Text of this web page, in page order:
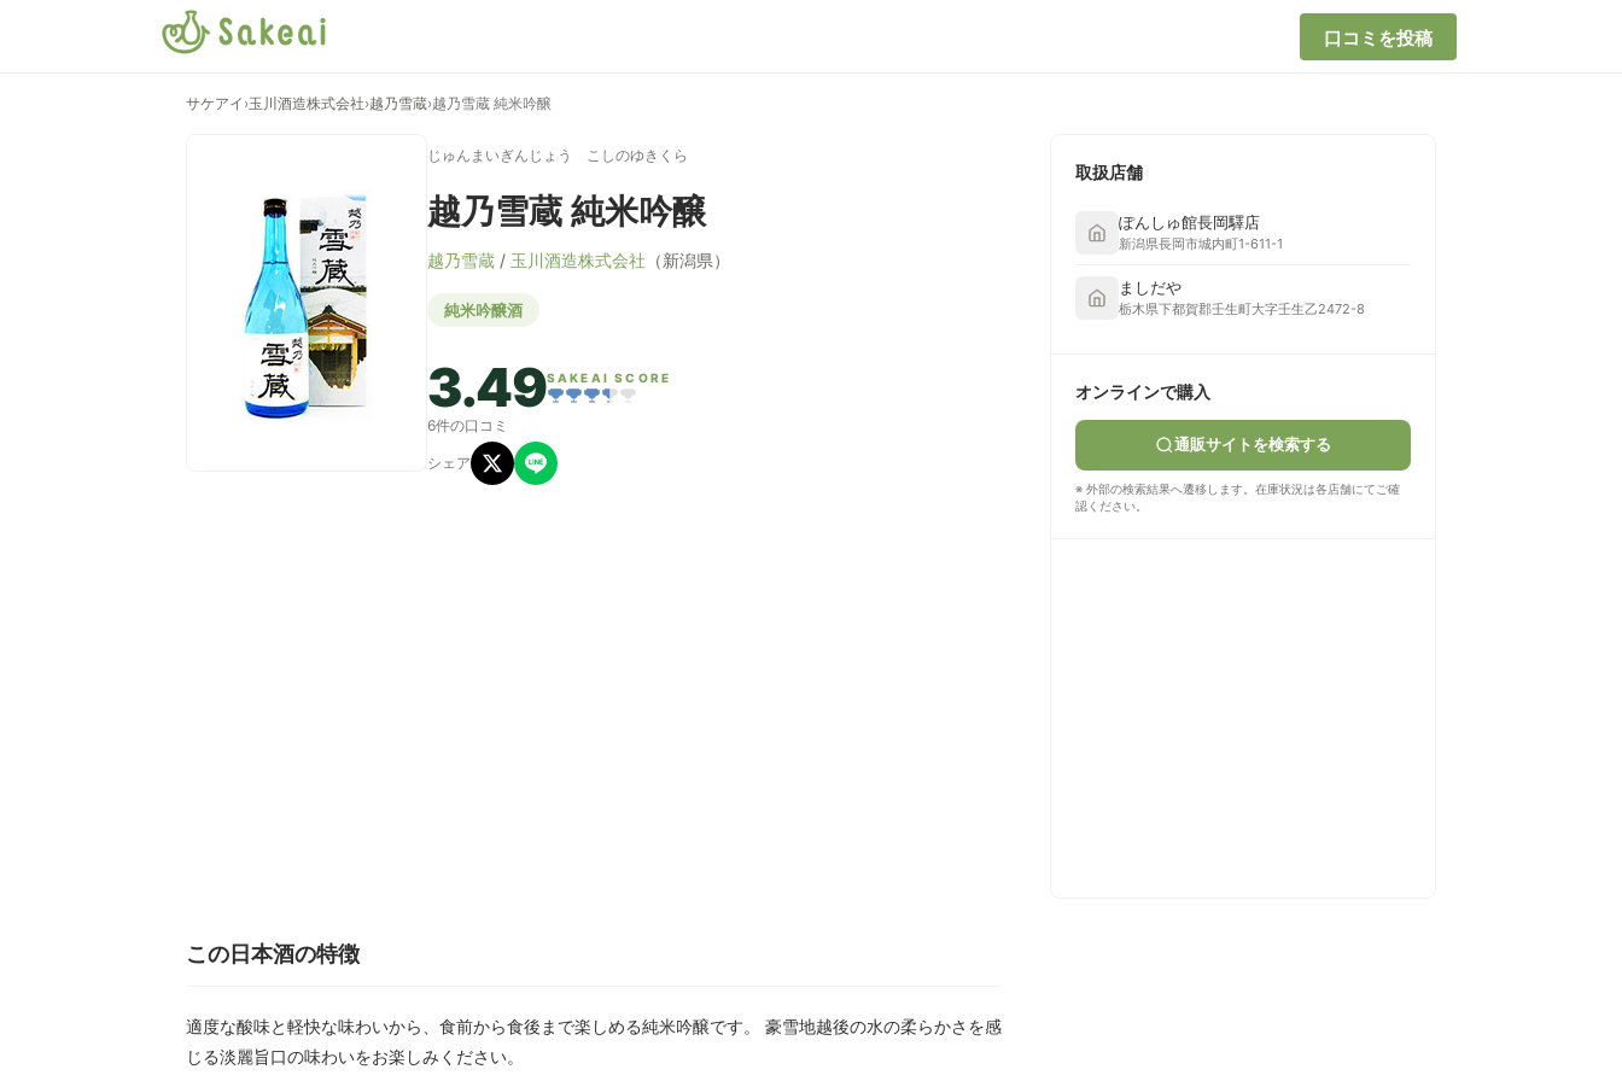
口コミを投稿
サケアイ ›玉川酒造株式会社›越乃雪蔵›越乃雪蔵 純米吟醸
じゅんまいぎんじょう こしのゆきくら
越乃雪蔵 純米吟醸
越乃雪蔵 / 玉川酒造株式会社 （新潟県）
純米吟醸酒
3.49SAKEAI SCORE
6件の口コミ
シェア
取扱店舗
ぽんしゅ館長岡驛店
新潟県長岡市城内町1-611-1
ましだや
栃木県下都賀郡壬生町大字壬生乙2472-8
オンラインで購入
通販サイトを検索する
※ 外部の検索結果へ遷移します。在庫状況は各店舗にてご確
認ください。
この日本酒の特徴
適度な酸味と軽快な味わいから、食前から食後まで楽しめる純米吟醸です。 豪雪地越後の水の柔らかさを感
じる淡麗旨口の味わいをお楽しみください。